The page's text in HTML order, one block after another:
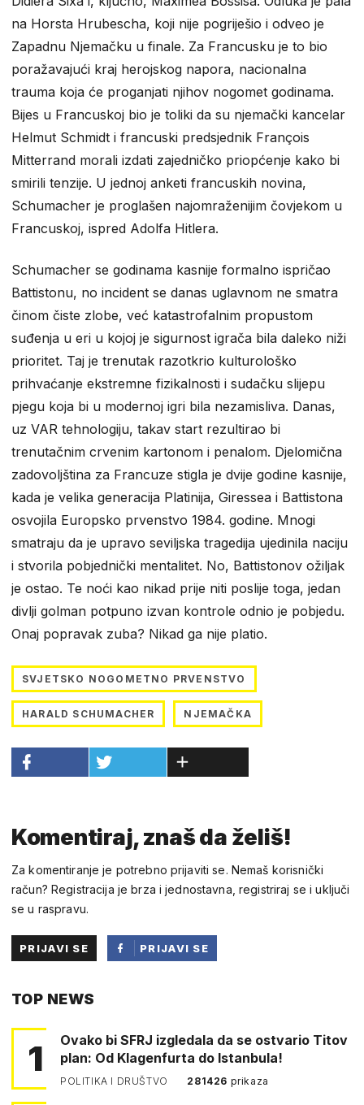
na Horsta Hrubescha, koji nije pogriješio i odveo je
Zapadnu Njemačku u finale. Za Francusku je to bio
poražavajući kraj herojskog napora, nacionalna
trauma koja će proganjati njihov nogomet godinama.
Bijes u Francuskoj bio je toliki da su njemački kancelar
Helmut Schmidt i francuski predsjednik François
Mitterrand morali izdati zajedničko priopćenje kako bi
smirili tenzije. U jednoj anketi francuskih novina,
Schumacher je proglašen najomraženijim čovjekom u
Francuskoj, ispred Adolfa Hitlera.
Schumacher se godinama kasnije formalno ispričao
Battistonu, no incident se danas uglavnom ne smatra
činom čiste zlobe, već katastrofalnim propustom
suđenja u eri u kojoj je sigurnost igrača bila daleko niži
prioritet. Taj je trenutak razotkrio kulturološko
prihvaćanje ekstremne fizikalnosti i sudačku slijepu
pjegu koja bi u modernoj igri bila nezamisliva. Danas,
uz VAR tehnologiju, takav start rezultirao bi
trenutačnim crvenim kartonom i penalom. Djelomična
zadovoljština za Francuze stigla je dvije godine kasnije,
kada je velika generacija Platinija, Giressea i Battistona
osvojila Europsko prvenstvo 1984. godine. Mnogi
smatraju da je upravo seviljska tragedija ujedinila naciju
i stvorila pobjednički mentalitet. No, Battistonov ožiljak
je ostao. Te noći kao nikad prije niti poslije toga, jedan
divlji golman potpuno izvan kontrole odnio je pobjedu.
Onaj popravak zuba? Nikad ga nije platio.
SVJETSKO NOGOMETNO PRVENSTVO
HARALD SCHUMACHER NJEMAČKA
Komentiraj, znaš da želiš!
Za komentiranje je potrebno prijaviti se. Nemaš korisnički
račun? Registracija je brza i jednostavna, registriraj se i uključi
se u raspravu.
PRIJAVI SE
PRIJAVI SE
TOP NEWS
1
Ovako bi SFRJ izgledala da se ostvario Titov
plan: Od Klagenfurta do Istanbula!
POLITIKA I DRUŠTVO 281426 prikaza